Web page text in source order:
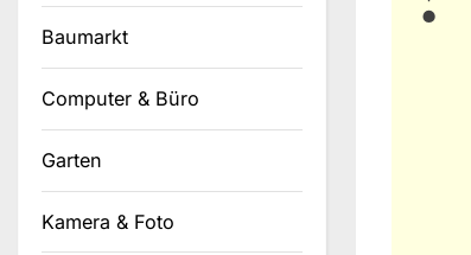
Baumarkt
Computer & Büro
Garten
Kamera & Foto